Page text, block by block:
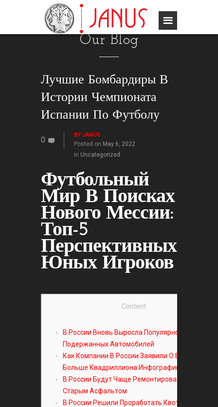
Our Blog
Лучшие Бомбардиры В
Истории Чемпионата
Испании По Футболу
0
BY JANUS
Posted on May 6, 2022
in Uncategorized
Футбольный
Мир В Поисках
Нового Мессии:
Топ-5
Перспективных
Юных Игроков
Content
В России Вновь Выросла Популярность
Подержанных Автомобилей
Как Компании В России Заявили О Выручке
Больше Квадриллиона Инфографика
В России Будут Чаще Ремонтировать Дороги
Старым Асфальтом
В России Решили Проработать Квотирование